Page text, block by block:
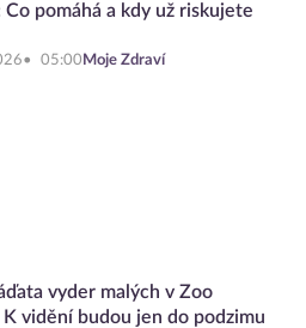
pomáhá a kdy už riskujete
05:00 Moje Zdraví
vyder malých v Zoo
vidění budou jen do podzimu